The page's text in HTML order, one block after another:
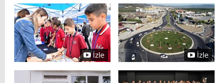
İzle İzle